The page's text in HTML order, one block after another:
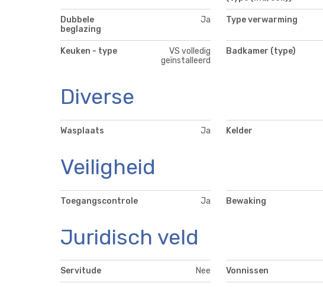
Dubbele
beglazing
Ja Type verwarming
Keuken - type
VS volledig
geïnstalleerd
Badkamer (type)
Diverse
Wasplaats Ja Kelder
Veiligheid
Toegangscontrole Ja Bewaking
Juridisch veld
Servitude Nee Vonnissen